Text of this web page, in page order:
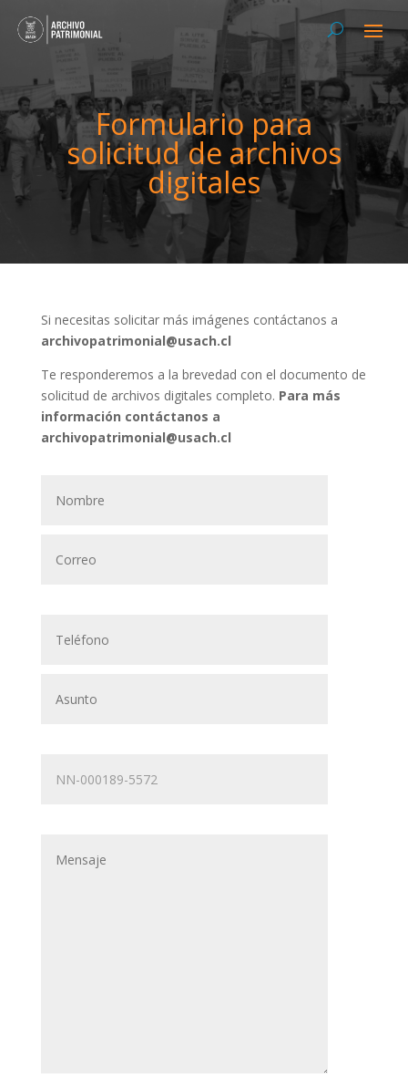
Formulario para
solicitud de archivos
digitales
Si necesitas solicitar más imágenes contáctanos a
archivopatrimonial@usach.cl
Te responderemos a la brevedad con el documento de
solicitud de archivos digitales completo. Para más
información contáctanos a
archivopatrimonial@usach.cl